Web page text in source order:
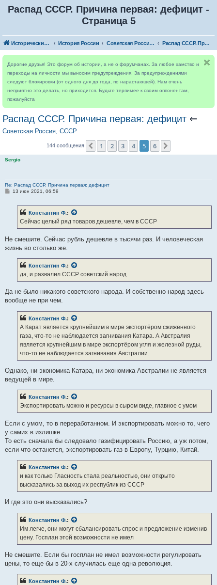
Распад СССР. Причина первая: дефицит -
Страница 5
Исторический форум История России Советская Россия, СССР Распад СССР. Причина первая: дефицит
Дорогие друзья! Это форум об истории, а не о форумчанах. За любое хамство и
переходы на личности мы выносим предупреждения. За предупреждениями
следуют блокировки (от одного дня до года, по нарастающей). Нам очень
неприятно это делать, но приходится. Будьте терпимее к своим оппонентам,
пожалуйста
Распад СССР. Причина первая: дефицит ⇐
Советская Россия, СССР
144 сообщения Пред.
1 2 3 4 5 6
Sergio
Re: Распад СССР. Причина первая: дефицит
С
е
13 июн 2021, 06:59
Константин Ф.:
Сейчас целый ряд товаров дешевле, чем в СССР
Не смешите. Сейчас рубль дешевле в тысячи раз. И человеческая
жизнь во столько же.
Константин Ф.:
да, и развалил СССР советский народ
Да не было никакого советского народа. И собственно народ здесь
вообще не при чем.
Константин Ф.:
А Карат является крупнейшим в мире экспортёром сжиженного
газа, что-то не наблюдается загнивания Катара. А Австралия
является крупнейшим в мире экспортёром угля и железной руды,
что-то не наблюдается загнивания Австралии.
Однако, ни экономика Катара, ни экономика Австралии не является
ведущей в мире.
Константин Ф.:
Экспортировать можно и ресурсы в сыром виде, главное с умом
Если с умом, то в переработанном. И экспортировать можно то, чего
у самих в излишке.
То есть сначала бы следовало газифицировать Россию, а уж потом,
если что останется, экспортировать газ в Европу, Турцию, Китай.
Константин Ф.:
и как только Гласность стала реальностью, они открыто
высказались за выход их республик из СССР
И где это они высказались?
Константин Ф.:
Им легче, они могут сбалансировать спрос и предложение изменив
цену. Госплан этой возможности не имел
Не смешите. Если бы госплан не имел возможности регулировать
цены, то еще бы в 20-х случилась еще одна революция.
Константин Ф.: